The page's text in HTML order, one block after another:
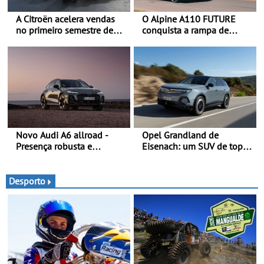
A Citroën acelera vendas
no primeiro semestre de
O Alpine A110 FUTURE
conquista a rampa de
O protótipo de
desenvolvimento do Alpine
A110 FUTURE fez a sua
estreia dinâmica, em
público
Novo Audi A6 allroad -
Presença robusta e
combinada com elementos
de design específicos da
versão allroad
Opel Grandland de
Eisenach: um SUV de topo
Desporto